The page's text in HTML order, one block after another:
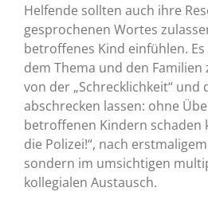
Helfende sollten auch ihre
gesprochenen Wortes
betroffenes Kind einfühlen.
dem Thema und den Familien
von der „Schrecklichkeit“ und
abschrecken lassen: ohne
betroffenen Kindern schaden
die Polizei!“, nach
sondern im umsichtigen
kollegialen Austausch.